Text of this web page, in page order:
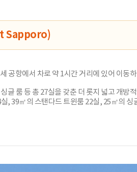
Sapporo)
공항에서 차로 약 1시간 거리에 있어 이
글 룸 등 총 27실을 갖춘 더 롯지 넓고 개방
, 39㎡의 스탠다드 트윈룸 22실, 25㎡의